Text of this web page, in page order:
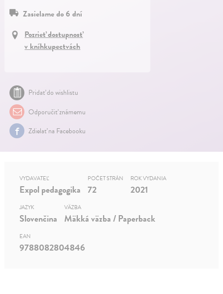
Zasielame do 6 dní
Pozrieť dostupnosť
v kníhkupectvách
Pridať do wishlistu
Odporučiť známemu
Zdielať na Facebooku
VYDAVATEĽ
Expol pedagogika
POČET STRÁN
72
ROK VYDANIA
2021
JAZYK
Slovenčina
VÄZBA
Mäkká väzba / Paperback
EAN
9788082804846